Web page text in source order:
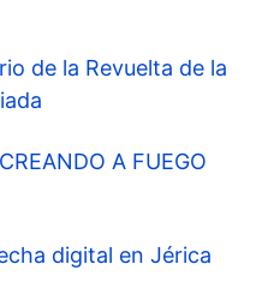
de la Revuelta de la
A FUEGO
digital en Jérica